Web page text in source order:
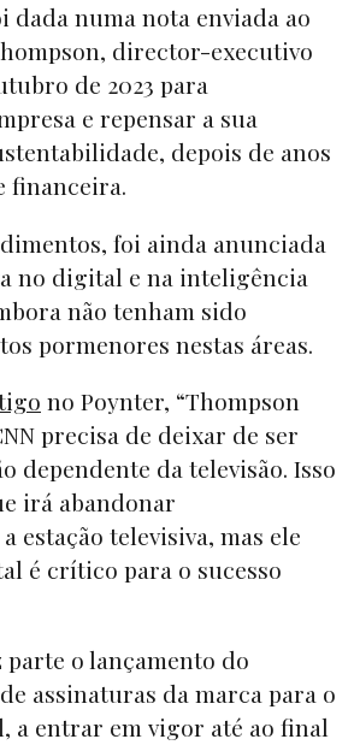
dada numa nota enviada ao
director-executivo
de 2023 para
e repensar a sua
depois de anos
financeira.
foi ainda anunciada
no digital e na inteligência
não tenham sido
pormenores nestas áreas.
no Poynter, “Thompson
precisa de deixar de ser
dependente da televisão. Isso
irá abandonar
estação televisiva, mas ele
é crítico para o sucesso
parte o lançamento do
assinaturas da marca para o
a entrar em vigor até ao final